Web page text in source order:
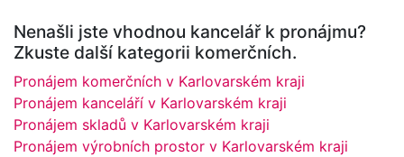
Nenašli jste vhodnou kancelář k pronájmu?
Zkuste další kategorii komerčních.
Pronájem komerčních v Karlovarském kraji
Pronájem kanceláří v Karlovarském kraji
Pronájem skladů v Karlovarském kraji
Pronájem výrobních prostor v Karlovarském kraji